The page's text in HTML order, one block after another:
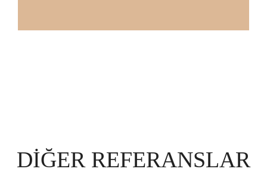
DIĞER REFERANSLAR